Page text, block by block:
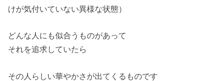
けが気付いていない異様な状態）
どんな人にも似合うものがあって
それを追求していたら
その人らしい華やかさが出てくるものです